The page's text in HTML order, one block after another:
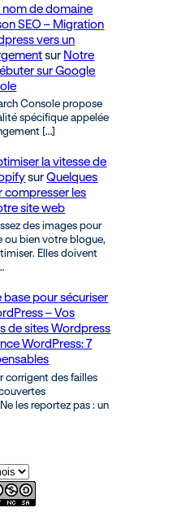
de domaine
SEO – Migration
vers un
sur Notre
sur Google
Console propose
spécifique appelée
[…]
la vitesse de
surQuelques
compresser les
site web
des images pour
ou bien votre blogue,
Elles doivent
base pour sécuriser
– Vos
de sites Wordpress
WordPress: 7
corrigent des failles
les reportez pas : un